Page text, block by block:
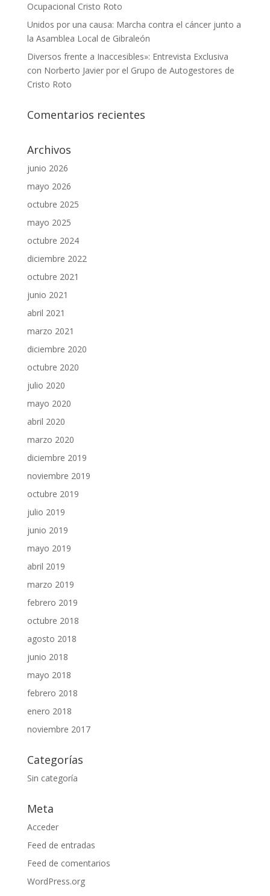
Ocupacional Cristo Roto
Unidos por una causa: Marcha contra el cáncer junto a
la Asamblea Local de Gibraleón
Diversos frente a Inaccesibles»: Entrevista Exclusiva
con Norberto Javier por el Grupo de Autogestores de
Cristo Roto
Comentarios recientes
Archivos
junio 2026
mayo 2026
octubre 2025
mayo 2025
octubre 2024
diciembre 2022
octubre 2021
junio 2021
abril 2021
marzo 2021
diciembre 2020
octubre 2020
julio 2020
mayo 2020
abril 2020
marzo 2020
diciembre 2019
noviembre 2019
octubre 2019
julio 2019
junio 2019
mayo 2019
abril 2019
marzo 2019
febrero 2019
octubre 2018
agosto 2018
junio 2018
mayo 2018
febrero 2018
enero 2018
noviembre 2017
Categorías
Sin categoría
Meta
Acceder
Feed de entradas
Feed de comentarios
WordPress.org